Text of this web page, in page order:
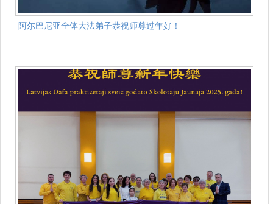
阿尔巴尼亚全体大法弟子恭祝师尊过年好！